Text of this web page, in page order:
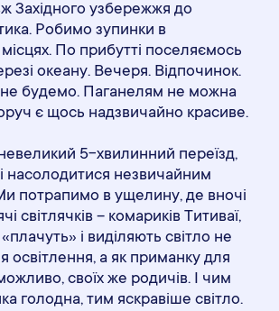
Західного узбережжя до
Робимо зупинки в
По прибутті поселяємось
океану. Вечеря. Відпочинок.
не будемо. Паганелям не можна
є щось надзвичайно красиве.
5-хвилинний переїзд,
насолодитися незвичайним
потрапимо в ущелину, де вночі
світлячків – комариків Титиваї,
і виділяють світло не
освітлення, а як приманку для
своїх же родичів. І чим
голодна, тим яскравіше світло.